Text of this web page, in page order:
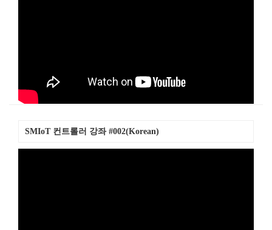
SMIoT 컨트롤러 강좌 #002(Korean)